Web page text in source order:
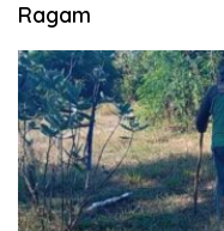
Ragam